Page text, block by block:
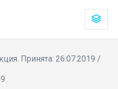
Принята: 26.07.2019 /